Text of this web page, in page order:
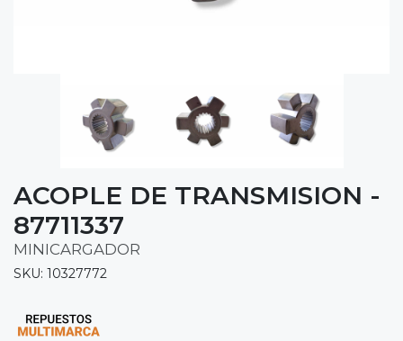
ACOPLE DE TRANSMISION -
87711337
MINICARGADOR
SKU: 10327772